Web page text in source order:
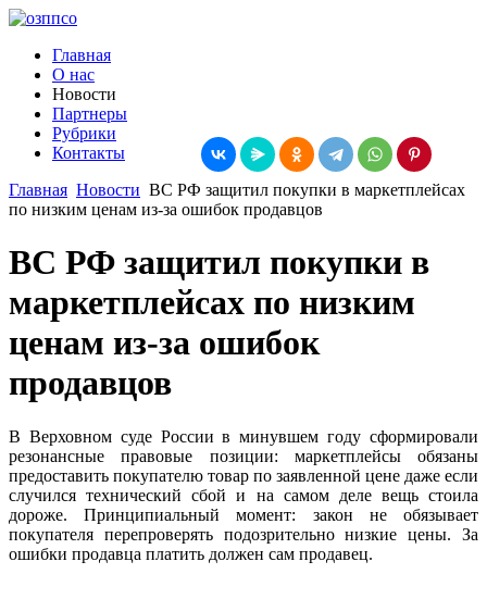
Главная
О нас
Новости
Партнеры
Рубрики
Контакты
Главная Новости ВС РФ защитил покупки в маркетплейсах
по низким ценам из-за ошибок продавцов
ВС РФ защитил покупки в
маркетплейсах по низким
ценам из-за ошибок
продавцов
В Верховном суде России в минувшем году сформировали
резонансные правовые позиции: маркетплейсы обязаны
предоставить покупателю товар по заявленной цене даже если
случился технический сбой и на самом деле вещь стоила
дороже. Принципиальный момент: закон не обязывает
покупателя перепроверять подозрительно низкие цены. За
ошибки продавца платить должен сам продавец.